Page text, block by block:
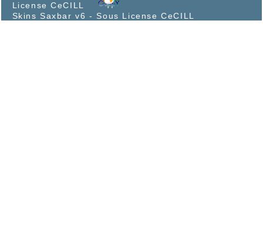
License CeCILL
Skins Saxbar v6 - Sous License CeCILL